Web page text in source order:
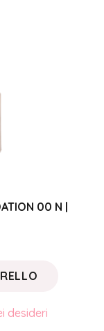
00 N |
desideri